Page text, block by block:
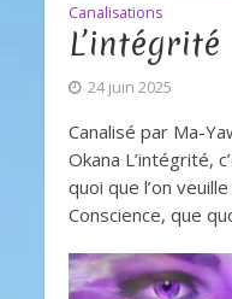
Canalisations
L’intégrité
24 juin 2025
Canalisé par Ma-
Okana L’intégrité,
quoi que l’on
Conscience, que